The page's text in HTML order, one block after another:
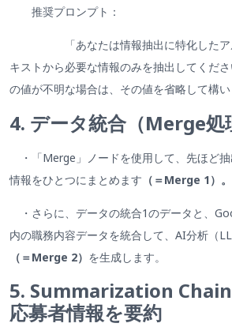
推奨プロンプト：
「あなたは情報抽出に特化したアル
キストから必要な情報のみを抽出してくだ
の値が不明な場合は、その値を省略して構い
4. データ統合（Merge処
・「Merge」ノードを使用して、先ほど
情報をひとつにまとめます （＝Merge 1）。
・さらに、データの統合1のデータと、
内の職務内容データを統合して、AI分析（
（＝Merge 2） を生成します。
5. Summarization
応募者情報を要約